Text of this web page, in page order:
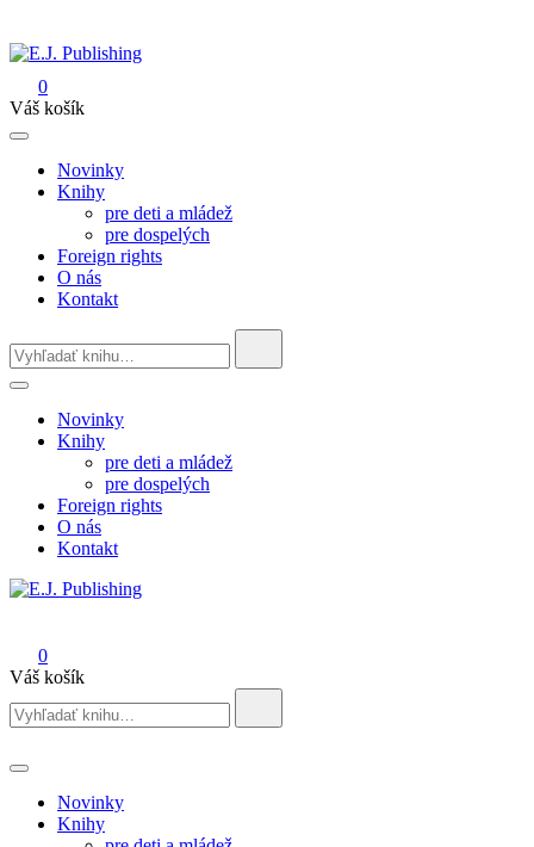
to
content
E.J. Publishing
0
Váš košík
Novinky
Knihy
pre deti a mládež
pre dospelých
Foreign rights
O nás
Kontakt
for:
Novinky
Knihy
pre deti a mládež
pre dospelých
Foreign rights
O nás
Kontakt
0
Váš košík
for:
Novinky
Knihy